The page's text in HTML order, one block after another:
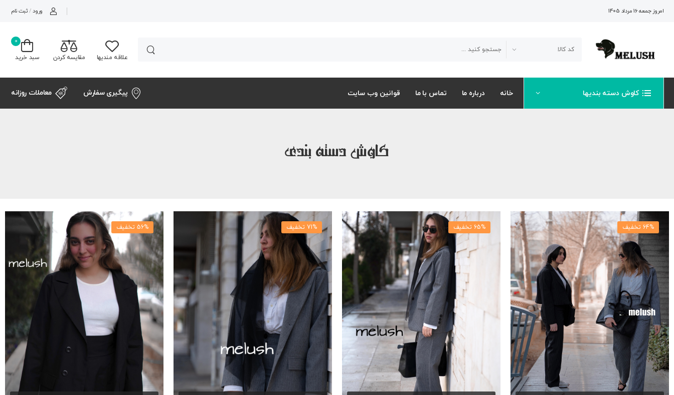
امروز جمعه 16 مرداد 1405 ورود / ثبت نام
علاقه مندیها مقایسه کردن
0
سبد خرید
کاوش دسته بندیها خانه درباره ما تماس با ما قوانین وب سایت پیگیری سفارش معاملات روزانه
کاوش دسته بندی
64% تخفیف 65% تخفیف 71% تخفیف 56% تخفیف